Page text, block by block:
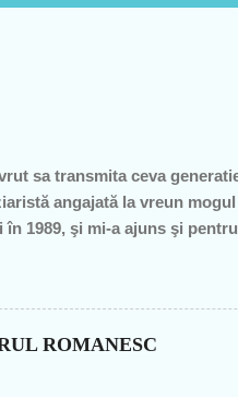
sa transmita ceva
angajată la vreun
1989, şi mi-a ajuns şi
mai scoate şi tâmpiţi în
(pentru pdl-işti, aceasta nu
Î...
ROMANESC